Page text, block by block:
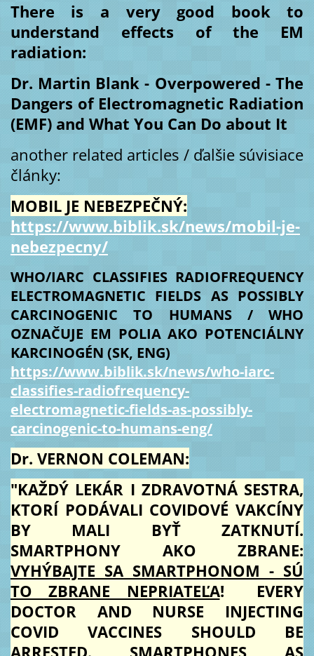
There is a very good book to
understand effects of the EM
radiation:
Dr. Martin Blank - Overpowered - The
Dangers of Electromagnetic Radiation
(EMF) and What You Can Do about It
another related articles / ďalšie súvisiace
články:
MOBIL JE NEBEZPEČNÝ:
https://www.biblik.sk/news/mobil-je-
nebezpecny/
WHO/IARC CLASSIFIES RADIOFREQUENCY
ELECTROMAGNETIC FIELDS AS POSSIBLY
CARCINOGENIC TO HUMANS / WHO
OZNAČUJE EM POLIA AKO POTENCIÁLNY
KARCINOGÉN (SK, ENG)
https://www.biblik.sk/news/who-iarc-
classifies-radiofrequency-
electromagnetic-fields-as-possibly-
carcinogenic-to-humans-eng/
Dr. VERNON COLEMAN:
"KAŽDÝ LEKÁR I ZDRAVOTNÁ SESTRA,
KTORÍ PODÁVALI COVIDOVÉ VAKCÍNY
BY MALI BYŤ ZATKNUTÍ.
SMARTPHONY AKO ZBRANE:
VYHÝBAJTE SA SMARTPHONOM - SÚ
TO ZBRANE NEPRIATEĽA! EVERY
DOCTOR AND NURSE INJECTING
COVID VACCINES SHOULD BE
ARRESTED. SMARTPHONES AS